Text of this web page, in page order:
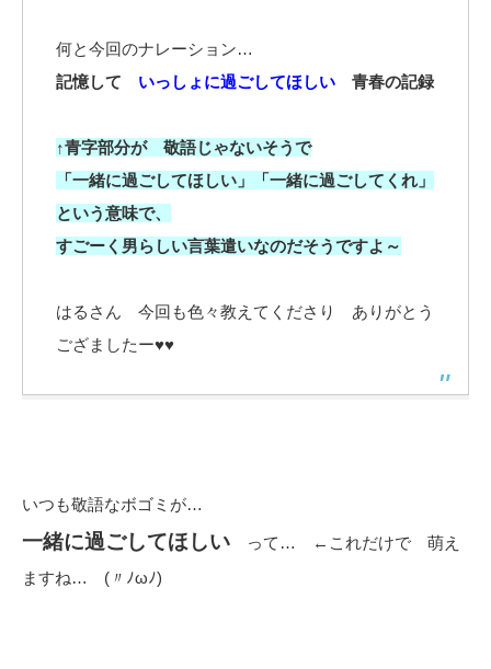
何と今回のナレーション…
記憶して いっしょに過ごしてほしい 青春の記録
↑青字部分が 敬語じゃないそうで
「一緒に過ごしてほしい」「一緒に過ごしてくれ」
という意味で、
すごーく男らしい言葉遣いなのだそうですよ～
はるさん 今回も色々教えてくださり ありがとう
ござましたー♥♥
いつも敬語なボゴミが…
一緒に過ごしてほしい って… ←これだけで 萌え
ますね… (〃ﾉωﾉ)